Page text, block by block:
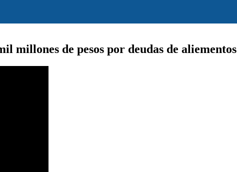
millones de pesos por deudas de aliementos